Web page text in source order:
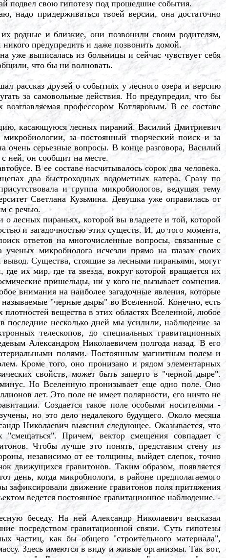
подвел свою гипотезу под прошедшие события.
придерживаться твоей версии, она достаточно
родные и близкие, они позвонили своим родителям,
предупредить и даже позвонить домой.
выписалась из больницы и сейчас чувствует себя
что бы ни волновать.
друзей о событиях у лесного озера и версию
за самовольные действия. Но предупредил, что бы
профессором Котляровым. В ее составе
касающуюся лесных пираний. Василий Дмитриевич
за постоянный творческий поиск и за
серьезные вопросы. В конце разговора, Василий
ней, он сообщит на месте.
В ее составе насчитывалось сорок два человека.
два быстроходных водометных катера. Сразу по
и группа микробиологов, ведущая тему
Светлана Кузьмина. Девушка уже оправилась от
с речью.
лесных пираньях, которой вы владеете и той, которой
и загадочностью этих существ. И, до того момента,
ответов на многочисленные вопросы, связанные с
микробиолога исчезли прямо на глазах своих
Существа, стоящие за лесными пираньями, могут
их мир, где та звезда, вокруг которой вращается их
пришельцы, ни у кого не вызывает сомнения.
внимания на наиболее загадочные явления, которые
называемые "черные дыры" во Вселенной. Конечно, есть
вещества в этих областях Вселенной, любое
последние несколько дней мы усилили, наблюдение за
телескопов, до специальных гравитационных
Александром Николаевичем полгода назад. В его
полями. Постоянным магнитным полем и
Кроме того, оно пронизано и рядом элементарных
свойств, может быть заперто в "черной дыре".
Но Вселенную пронизывает еще одно поле. Оно
лет. Это поле не имеет полярности, его ничто не
Создается такое поле особыми носителями -
но это дело недалекого будущего. Около месяца
Николаевич выяснил следующее. Оказывается, что
"смещаться". Причем, вектор смещения совпадает с
Чтобы лучше это понять, представим стену из
независимо от ее толщины, выйдет слепок, точно
движущихся гравитонов. Таким образом, появляется
день, когда микробиологи, в районе предполагаемого
зафиксировали движение гравитонов поля притяжения
ведется постоянное гравитационное наблюдение. -
беседу. На ней Александр Николаевич высказал
посредством гравитационной связи. Суть гипотезы
частиц, как бы общего "строительного материала",
Здесь имеются в виду и живые организмы. Так вот,